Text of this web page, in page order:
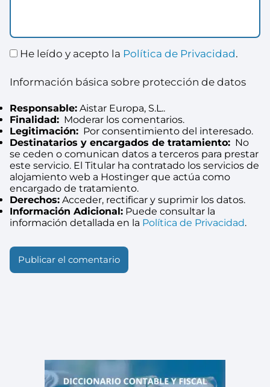
He leído y acepto la Política de Privacidad.
Información básica sobre protección de datos
Responsable: Aistar Europa, S.L..
Finalidad: Moderar los comentarios.
Legitimación: Por consentimiento del interesado.
Destinatarios y encargados de tratamiento: No
se ceden o comunican datos a terceros para prestar
este servicio. El Titular ha contratado los servicios de
alojamiento web a Hostinger que actúa como
encargado de tratamiento.
Derechos: Acceder, rectificar y suprimir los datos.
Información Adicional: Puede consultar la
información detallada en la Política de Privacidad.